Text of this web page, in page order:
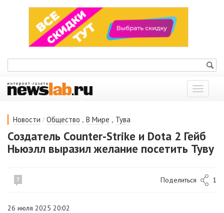
Показать
меню
Новости / Общество , В Мире , Тува
Создатель Counter-Strike и Dota 2 Гейб
Ньюэлл выразил желание посетить Туву
7 Поделиться 1
26 июля 2025 20:02